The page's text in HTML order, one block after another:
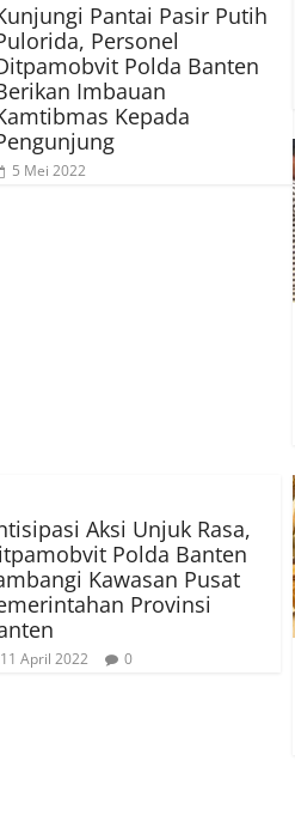
Pantai Pasir Putih
Personel
Polda Banten
Imbauan
Kepada
5 Mei 2022
Aksi Unjuk Rasa,
Polda Banten
Kawasan Pusat
Provinsi
11 April 2022 0